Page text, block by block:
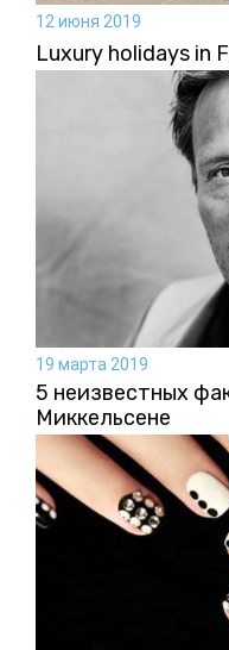
12 июня 2019
Luxury holidays in
19 марта 2019
5 неизвестных
Миккельсене